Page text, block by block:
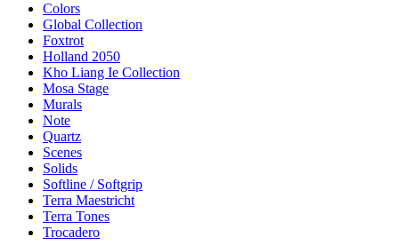
Colors
Global Collection
Foxtrot
Holland 2050
Kho Liang Ie Collection
Mosa Stage
Murals
Note
Quartz
Scenes
Solids
Softline / Softgrip
Terra Maestricht
Terra Tones
Trocadero